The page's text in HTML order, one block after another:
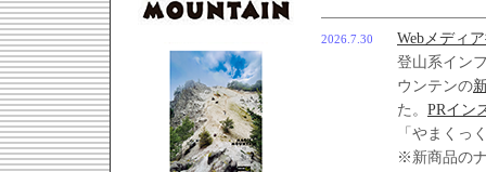
2026.7.30
Webメディ
登山系イン
ウンテンの
た。 PRイン
「やまくっ
※新商品の